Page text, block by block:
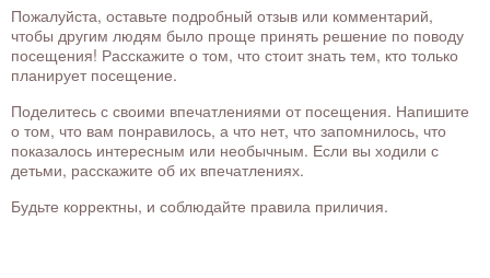
Пожалуйста, оставьте подробный отзыв или комментарий,
чтобы другим людям было проще принять решение по поводу
посещения! Расскажите о том, что стоит знать тем, кто только
планирует посещение.
Поделитесь с своими впечатлениями от посещения. Напишите
о том, что вам понравилось, а что нет, что запомнилось, что
показалось интересным или необычным. Если вы ходили с
детьми, расскажите об их впечатлениях.
Будьте корректны, и соблюдайте правила приличия.